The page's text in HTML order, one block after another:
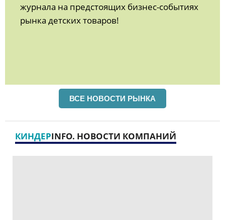
журнала на предстоящих бизнес-событиях
рынка детских товаров!
ВСЕ НОВОСТИ РЫНКА
КИНДЕРINFO. НОВОСТИ КОМПАНИЙ